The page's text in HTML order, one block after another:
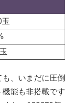
、いまだに圧倒
能も非搭載です